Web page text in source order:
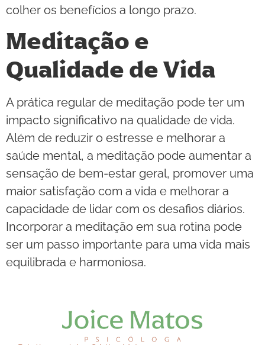
colher os benefícios a longo prazo.
Meditação e
Qualidade de Vida
A prática regular de meditação pode ter um
impacto significativo na qualidade de vida.
Além de reduzir o estresse e melhorar a
saúde mental, a meditação pode aumentar a
sensação de bem-estar geral, promover uma
maior satisfação com a vida e melhorar a
capacidade de lidar com os desafios diários.
Incorporar a meditação em sua rotina pode
ser um passo importante para uma vida mais
equilibrada e harmoniosa.